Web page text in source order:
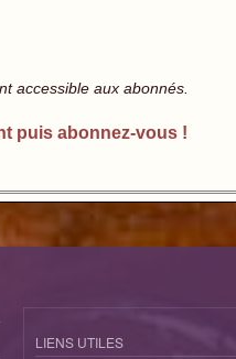
accessible aux abonnés.
puis abonnez-vous !
LIENS UTILES